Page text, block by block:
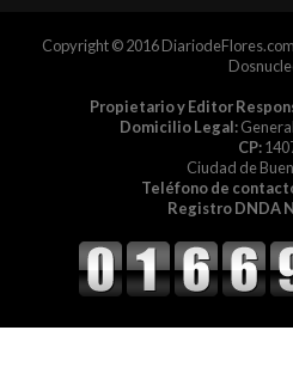
Copyright © 2016
Propietario y Editor
Domicilio Legal:
CP:
Ciudad de
Teléfono de
Registro DNDA